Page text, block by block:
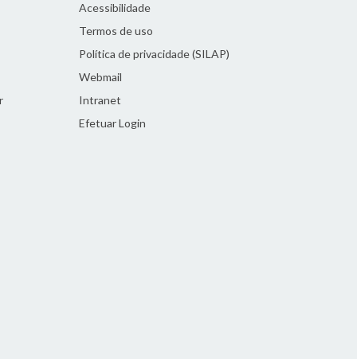
Acessibilidade
Termos de uso
Política de privacidade (SILAP)
Webmail
Intranet
Efetuar Login